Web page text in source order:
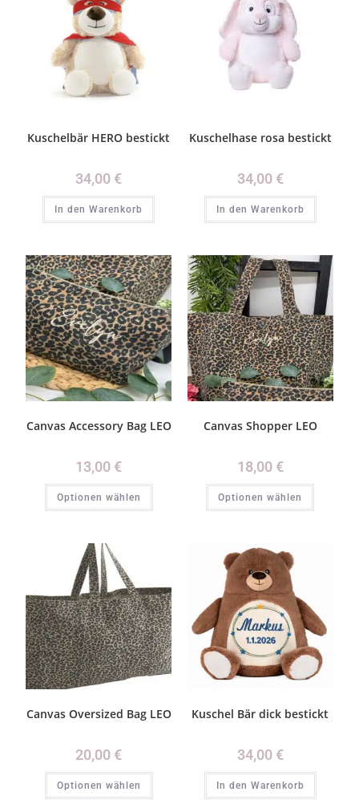
Kuschelbär HERO bestickt
34,00 €
In den Warenkorb
Kuschelhase rosa bestickt
34,00 €
In den Warenkorb
Canvas Accessory Bag LEO
13,00 €
Optionen wählen
Canvas Shopper LEO
18,00 €
Optionen wählen
Canvas Oversized Bag LEO
20,00 €
Optionen wählen
Kuschel Bär dick bestickt
34,00 €
In den Warenkorb